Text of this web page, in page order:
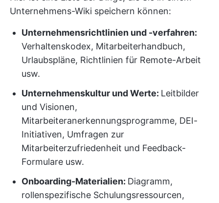
Unternehmens-Wiki speichern können:
Unternehmensrichtlinien und -verfahren:
Verhaltenskodex, Mitarbeiterhandbuch,
Urlaubspläne, Richtlinien für Remote-Arbeit
usw.
Unternehmenskultur und Werte: Leitbilder
und Visionen,
Mitarbeiteranerkennungsprogramme, DEI-
Initiativen, Umfragen zur
Mitarbeiterzufriedenheit und Feedback-
Formulare usw.
Onboarding-Materialien: Diagramm,
rollenspezifische Schulungsressourcen,